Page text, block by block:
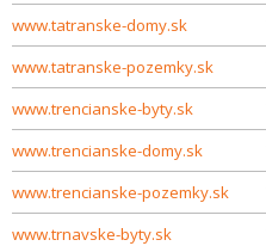
www.tatranske-domy.sk
www.tatranske-pozemky.sk
www.trencianske-byty.sk
www.trencianske-domy.sk
www.trencianske-pozemky.sk
www.trnavske-byty.sk